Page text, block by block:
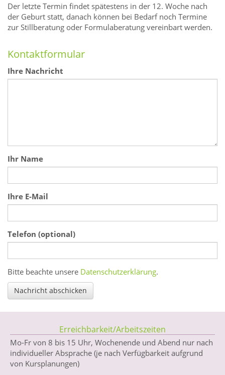
Der letzte Termin findet spätestens in der 12. Woche nach
der Geburt statt, danach können bei Bedarf noch Termine
zur Stillberatung oder Formulaberatung vereinbart werden.
Kontaktformular
Ihre Nachricht
Ihr Name
Ihre E-Mail
Telefon (optional)
Was ist eins plus drei?
Bitte beachte unsere Datenschutzerklärung.
Nachricht abschicken
Erreichbarkeit/Arbeitszeiten
Mo-Fr von 8 bis 15 Uhr, Wochenende und Abend nur nach
individueller Absprache (je nach Verfügbarkeit aufgrund
von Kursplanungen)